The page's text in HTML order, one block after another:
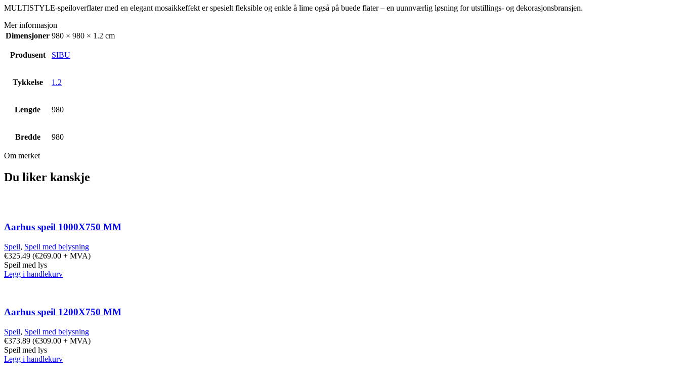
MULTISTYLE-speiloverflater med en elegant mosaikkeffekt er spesielt fleksible og enkle å lime også på buede flater – en uunnværlig løsning for utstillings- og dekorasjonsbransjen.
Mer informasjon
Dimensjoner 980 × 980 × 1.2 cm
Produsent SIBU
Tykkelse 1.2
Lengde 980
Bredde 980
Om merket
Du liker kanskje
Aarhus speil 1000X750 MM
Speil, Speil med belysning
€325.49 (€269.00 + MVA)
Speil med lys
Legg i handlekurv
Aarhus speil 1200X750 MM
Speil, Speil med belysning
€373.89 (€309.00 + MVA)
Speil med lys
Legg i handlekurv